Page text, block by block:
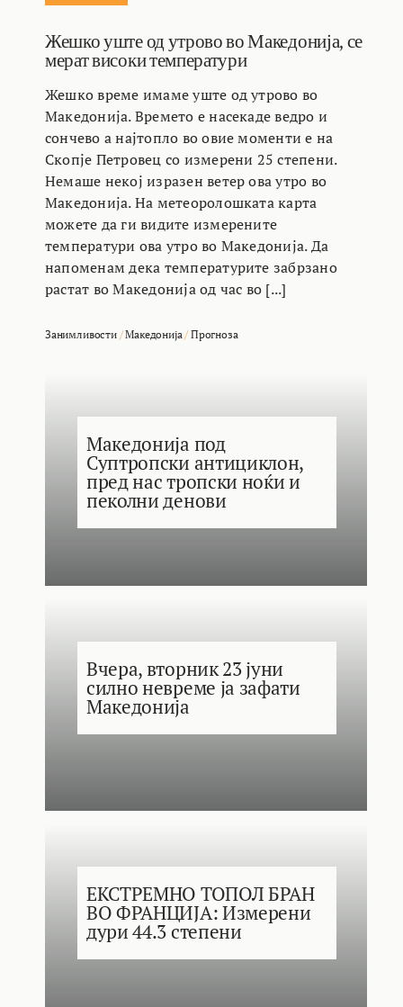
Жешко уште од утрово во Македонија, се
мерат високи температури
Жешко време имаме уште од утрово во
Македонија. Времето е насекаде ведро и
сончево а најтопло во овие моменти е на
Скопје Петровец со измерени 25 степени.
Немаше некој изразен ветер ова утро во
Македонија. На метеоролошката карта
можете да ги видите измерените
температури ова утро во Македонија. Да
напоменам дека температурите забрзано
растат во Македонија од час во [...]
Занимливости/Македонија/Прогноза
Македонија под
Суптропски антициклон,
пред нас тропски ноќи и
пеколни денови
Вчера, вторник 23 јуни
силно невреме ја зафати
Македонија
ЕКСТРЕМНО ТОПОЛ БРАН
ВО ФРАНЦИЈА: Измерени
дури 44.3 степени